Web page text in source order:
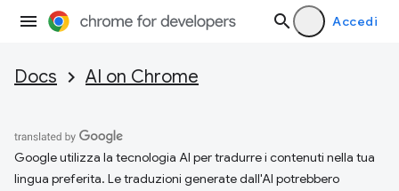
Accedi
Docs AI on Chrome
Google utilizza la tecnologia AI per tradurre i contenuti nella tua
lingua preferita. Le traduzioni generate dall'AI potrebbero